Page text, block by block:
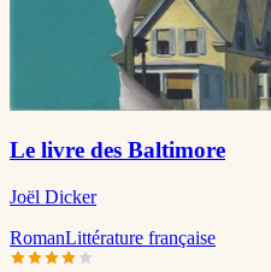
Le livre des Baltimore
Joël Dicker
RomanLittérature française